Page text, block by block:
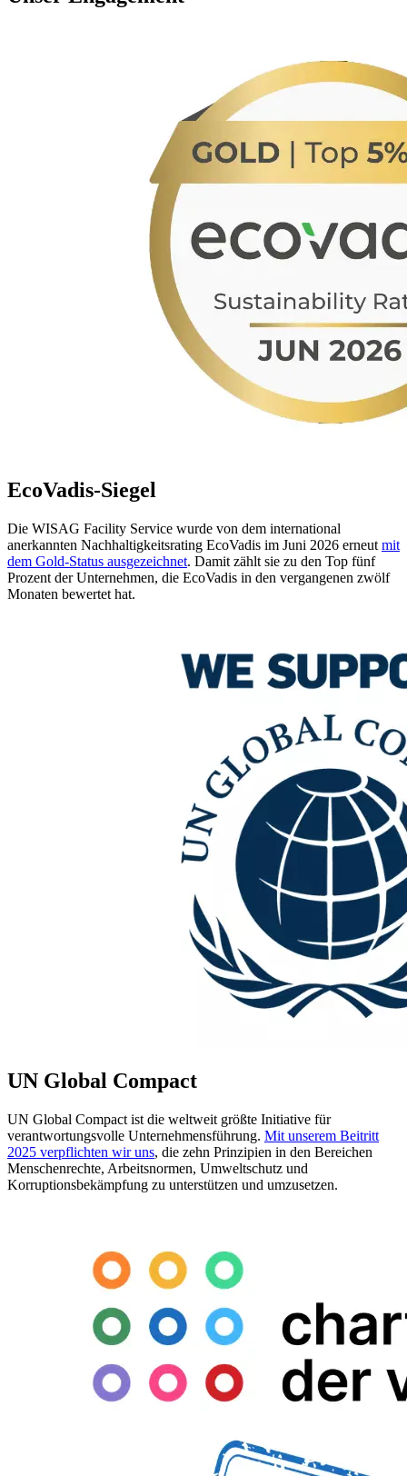
EcoVadis-Siegel
Die WISAG Facility Service wurde von dem international
anerkannten Nachhaltigkeitsrating EcoVadis im Juni 2026 erneut mit
dem Gold-Status ausgezeichnet. Damit zählt sie zu den Top fünf
Prozent der Unternehmen, die EcoVadis in den vergangenen zwölf
Monaten bewertet hat.
UN Global Compact
UN Global Compact ist die weltweit größte Initiative für
verantwortungsvolle Unternehmensführung. Mit unserem Beitritt
2025 verpflichten wir uns, die zehn Prinzipien in den Bereichen
Menschenrechte, Arbeitsnormen, Umweltschutz und
Korruptionsbekämpfung zu unterstützen und umzusetzen.